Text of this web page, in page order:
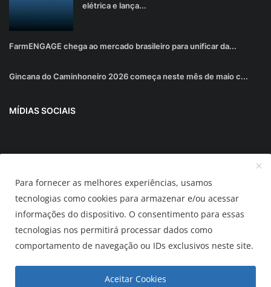
elétrica e lança...
FarmENGAGE chega ao mercado brasileiro para unificar da...
Gincana do Caminhoneiro 2026 começa neste mês de maio c...
MÍDIAS SOCIAIS
Inscrever-se
AUTOMUNDO.com.br
Termos & Condições Política de Privacidade
Para fornecer as melhores experiências, usamos
tecnologias como cookies para armazenar e/ou acessar
informações do dispositivo. O consentimento para essas
tecnologias nos permitirá processar dados como
comportamento de navegação ou IDs exclusivos neste site.
Aceitar Cookies